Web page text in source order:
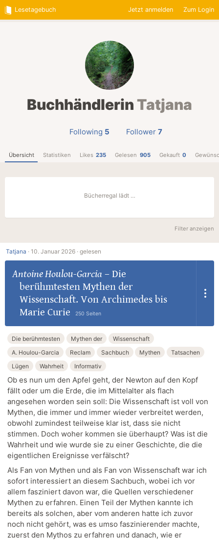
Lesetagebuch Jetzt anmelden Zum Login
Buchhändlerin Tatjana
Following 5 Follower 7
Übersicht Statistiken Likes 235 Gelesen 905 Gekauft 0
Bücherregal lädt …
Filter anzeigen
Tatjana · 10. Januar 2026 · gelesen
Antoine Houlou-Garcia – Die
berühmtesten Mythen der
Wissenschaft. Von Archimedes bis
Marie Curie
250 Seiten
Die berühmtesten Mythen der
Wissenschaft
A. Houlou-Garcia
Reclam Sachbuch Mythen
Tatsachen
Lügen
Wahrheit Informativ
Ob es nun um den Apfel geht, der Newton auf den Kopf
fällt oder um die Erde, die im Mittelalter als flach
angesehen worden sein soll: Die Wissenschaft ist voll von
Mythen, die immer und immer wieder verbreitet werden,
obwohl zumindest teilweise klar ist, dass sie nicht
stimmen. Doch woher kommen sie überhaupt? Was ist die
Wahrheit und wie wurde sie zu einer Geschichte, die die
eigentlichen Ereignisse verfälscht?
Als Fan von Mythen und als Fan von Wissenschaft war ich
sofort interessiert an diesem Sachbuch, wobei ich vor
allem fasziniert davon war, die Quellen verschiedener
Mythen zu erfahren. Einen Teil der Mythen kannte ich
bereits als solchen, aber vom anderen hatte ich zuvor
noch nicht gehört, was es umso faszinierender machte,
zuerst den Mythos zu erfahren und danach, wie er